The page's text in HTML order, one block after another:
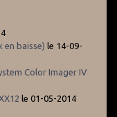
en baisse) le 14-09-
Color Imager IV
le 01-05-2014